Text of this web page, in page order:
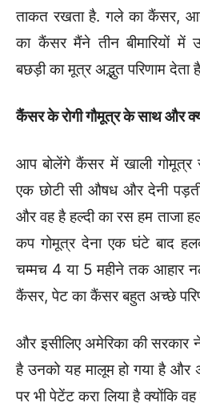
ताकत रखता है. गले का कैंसर,
का कैंसर मैंने तीन बीमारियों में
बछड़ी का मूत्र अद्भुत परिणाम देता
कैंसर के रोगी गौमूत्र के साथ और
आप बोलेंगे कैंसर में खाली गोमूत्र
एक छोटी सी औषध और देनी
और वह है हल्दी का रस हम ताजा
कप गोमूत्र देना एक घंटे बाद
चम्मच 4 या 5 महीने तक आहार
कैंसर, पेट का कैंसर बहुत अच्छे
और इसीलिए अमेरिका की सरकार
है उनको यह मालूम हो गया है और
पर भी पेटेंट करा लिया है क्योंकि